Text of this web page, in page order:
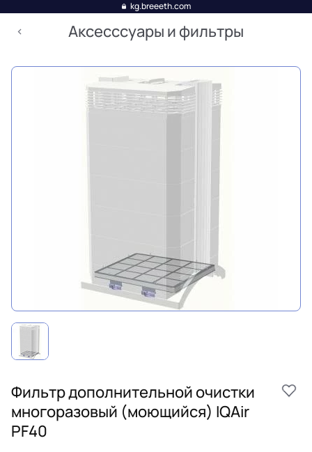
kg.breeeth.com
Аксесссуары и фильтры
Фильтр дополнительной очистки
многоразовый (моющийся) IQAir
PF40